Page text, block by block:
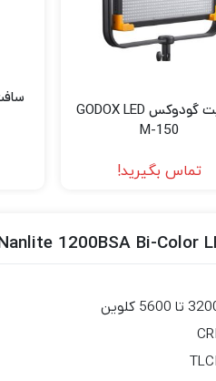
نورثابت گودوکس GODOX LED
M-150
تماس بگیرید!
1200BSA Bi-Color